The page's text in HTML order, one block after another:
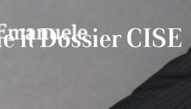
il Dossier
2017